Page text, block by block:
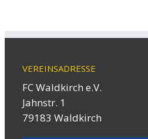
VEREINSADRESSE
FC Waldkirch e.V.
Jahnstr. 1
79183 Waldkirch